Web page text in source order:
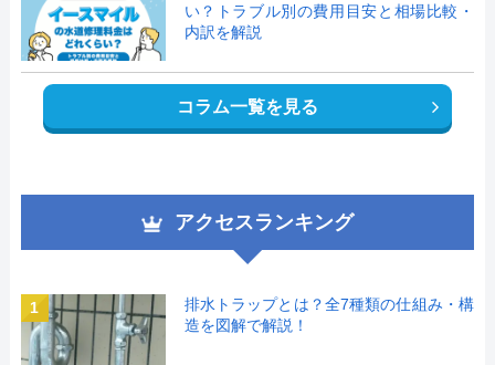
い？トラブル別の費用目安と相場比較・
内訳を解説
コラム一覧を見る
アクセスランキング
1
排水トラップとは？全7種類の仕組み・構
造を図解で解説！